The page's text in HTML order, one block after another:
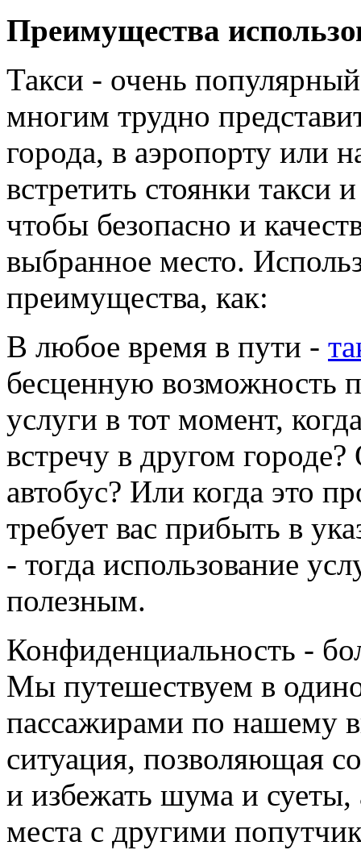
Преимущества
Такси - очень
многим трудно
города, в аэропорту или
встретить стоянки такси
чтобы безопасно и
выбранное место.
преимущества, как:
В любое время в пути -
бесценную возможность
услуги в тот момент,
встречу в другом
автобус? Или когда это
требует вас прибыть в
- тогда использование
полезным.
Конфиденциальность -
Мы путешествуем в
пассажирами по нашему
ситуация, позволяющая
и избежать шума и суеты,
места с другими